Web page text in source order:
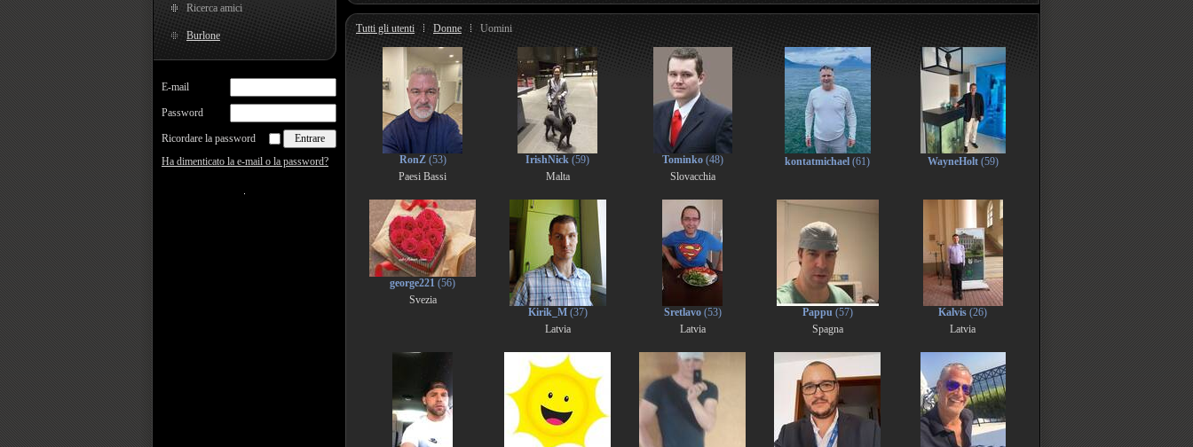
Ricerca amici
Burlone
E-mail
Password
Ricordare la password
Ha dimenticato la e-mail o la password?
Tutti gli utenti Donne Uomini
RonZ(53)
Paesi Bassi
IrishNick (59)
Malta
Tominko(48)
Slovacchia
kontatmichael (61) WayneHolt(59)
george221 (56)
Svezia
Kirik_M(37)
Latvia
Sretlavo(53)
Latvia
Pappu(57)
Spagna
Kalvis (26)
Latvia